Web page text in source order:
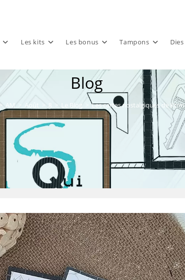
Les kits Les bonus Tampons Dies
Blog
> AM > Août > 8 > Le Blog Les cartes nostalgiques de Ktrin